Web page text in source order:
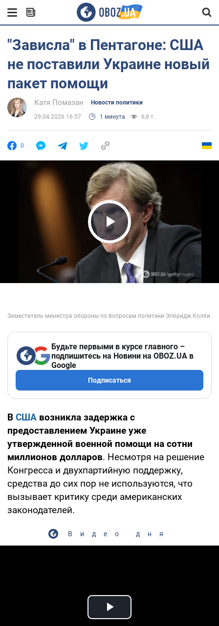
"Зависла" в Пентагоне: США
не поставили Украине новый
пакет помощи
Катя Помазан Новости политики
29.04.2026 16:57 1 минута 6,8 т.
0
Play Video
Будьте первыми в курсе главного –
подпишитесь на Новини на OBOZ.UA в
Google
Подписаться
В США возникла задержка с
предоставлением Украине уже
утвержденной военной помощи на сотни
миллионов долларов. Несмотря на решение
Конгресса и двухпартийную поддержку,
средства до сих пор не используются, что
вызывает критику среди американских
законодателей.
Видео дня
Play Video